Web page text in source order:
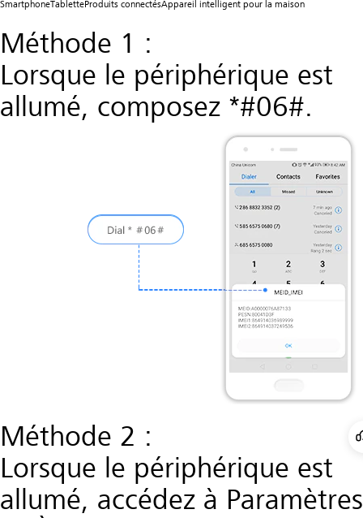
SmartphoneTabletteProduits connectésAppareil intelligent pour la maison
Méthode 1 :
Lorsque le périphérique est
allumé, composez *#06#.
Méthode 2 :
Lorsque le périphérique est
allumé, accédez à Paramètres